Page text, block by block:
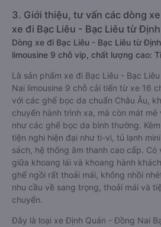
3. Giới thiệu, tư vấn các dòng
xe đi Bạc Liêu - Bạc Liêu từ
Dòng xe đi Bạc Liêu - Bạc Liêu từ
limousine 9 chỗ vip, chất lượng cao:
Là sản phẩm xe đi Bạc Liêu - Bạc
Nai limousine 9 chỗ cải tiến từ xe 16
với các ghế bọc da chuẩn Châu Âu,
chuyến hành trình xa, mà còn mát
như các ghế bọc da bình thường.
tiện nghi hiện đại như ti-vi, tủ lạnh
sách, hệ thống âm thanh cao cấp. Có
giữa khoang lái và khoang hành
ghế ngồi rất thoải mái, không nhồi
nhu cầu về sang trọng, thoải mái và
chuyển.
Đây là loại xe Định Quán - Đồng Nai